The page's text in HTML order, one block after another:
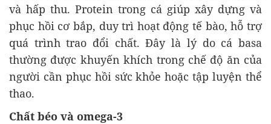
và hấp thu. Protein trong cá giúp xây dựng và
phục hồi cơ bắp, duy trì hoạt động tế bào, hỗ trợ
quá trình trao đổi chất. Đây là lý do cá basa
thường được khuyến khích trong chế độ ăn của
người cần phục hồi sức khỏe hoặc tập luyện thể
thao.
Chất béo và omega-3